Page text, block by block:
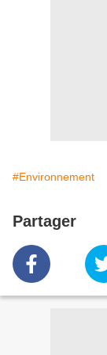
#Environnement
Partager